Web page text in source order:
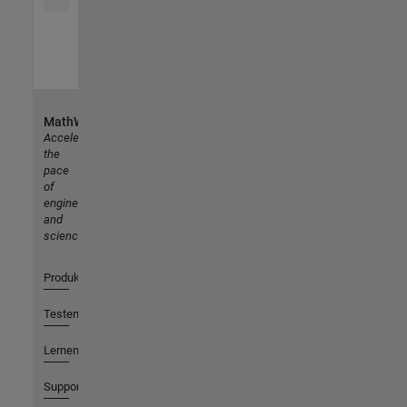
MathWorks
Accelerating
the
pace
of
engineering
and
science
Produkte
Testen oder Kaufen
Lernen
Support